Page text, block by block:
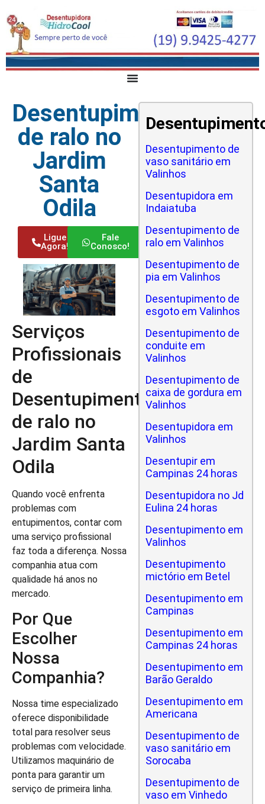
Desentupimento
de ralo no
Jardim
Santa
Odila
Ligue
Agora!
Fale
Conosco!
Serviços
Profissionais
de
Desentupimento
de ralo no
Jardim Santa
Odila
Quando você enfrenta
problemas com
entupimentos, contar com
uma serviço profissional
faz toda a diferença. Nossa
companhia atua com
qualidade há anos no
mercado.
Por Que
Escolher
Nossa
Companhia?
Nossa time especializado
oferece disponibilidade
total para resolver seus
problemas com velocidade.
Utilizamos maquinário de
ponta para garantir um
serviço de primeira linha.
Desentupimento de
vaso sanitário em
Valinhos
Desentupidora em
Indaiatuba
Desentupimento de
ralo em Valinhos
Desentupimento de
pia em Valinhos
Desentupimento de
esgoto em Valinhos
Desentupimento de
conduite em
Valinhos
Desentupimento de
caixa de gordura em
Valinhos
Desentupidora em
Valinhos
Desentupir em
Campinas 24 horas
Desentupidora no Jd
Eulina 24 horas
Desentupimento em
Valinhos
Desentupimento
mictório em Betel
Desentupimento em
Campinas
Desentupimento em
Campinas 24 horas
Desentupimento em
Barão Geraldo
Desentupimento em
Americana
Desentupimento de
vaso sanitário em
Sorocaba
Desentupimento de
vaso em Vinhedo